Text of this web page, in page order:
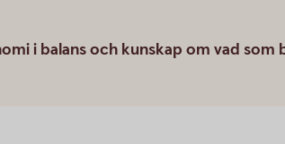
i balans och kunskap om vad